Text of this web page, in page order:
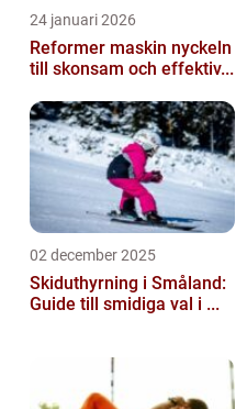
24 januari 2026
Reformer maskin nyckeln
till skonsam och effektiv...
02 december 2025
Skiduthyrning i Småland:
Guide till smidiga val i ...